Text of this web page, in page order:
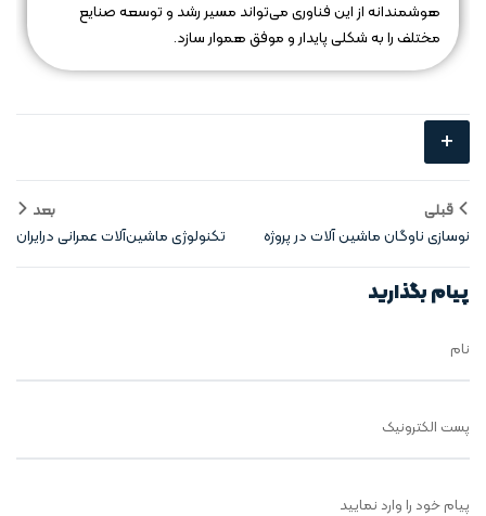
هوشمندانه از این فناوری می‌تواند مسیر رشد و توسعه صنایع
مختلف را به شکلی پایدار و موفق هموار سازد.
+
قبلی
نوسازی ناوگان ماشین‌ آلات در پروژه‌
های بزرگ
بعد
تکنولوژی ماشین‌آلات عمرانی درایران
وسایر کشورها
پیام بگذارید
نام
پست الکترونیک
پیام خود را وارد نمایید